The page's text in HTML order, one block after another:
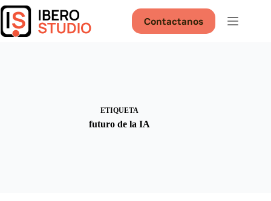
Saltar
al
contenido
Contactanos
ETIQUETA
futuro de la IA